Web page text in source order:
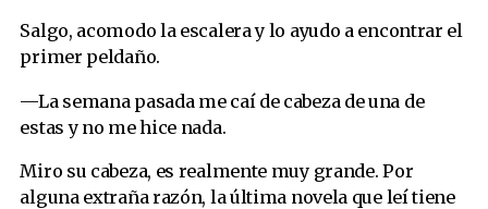
Salgo, acomodo la escalera y lo ayudo a encontrar el
primer peldaño.
—La semana pasada me caí de cabeza de una de
estas y no me hice nada.
Miro su cabeza, es realmente muy grande. Por
alguna extraña razón, la última novela que leí tiene